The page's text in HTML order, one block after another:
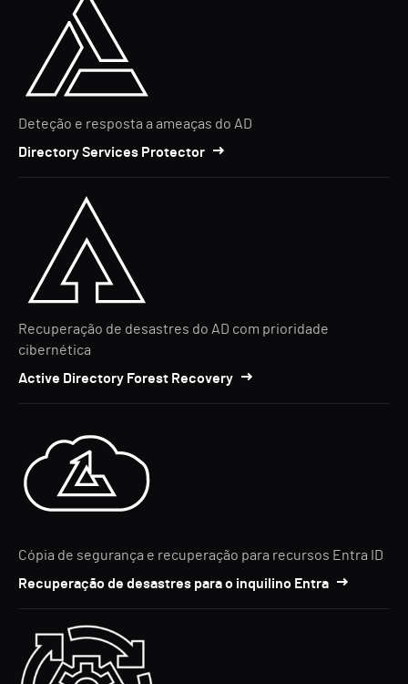
Deteção e resposta a ameaças do AD
Directory Services Protector
Recuperação de desastres do AD com prioridade
cibernética
Active Directory Forest Recovery
Cópia de segurança e recuperação para recursos Entra ID
Recuperação de desastres para o inquilino Entra